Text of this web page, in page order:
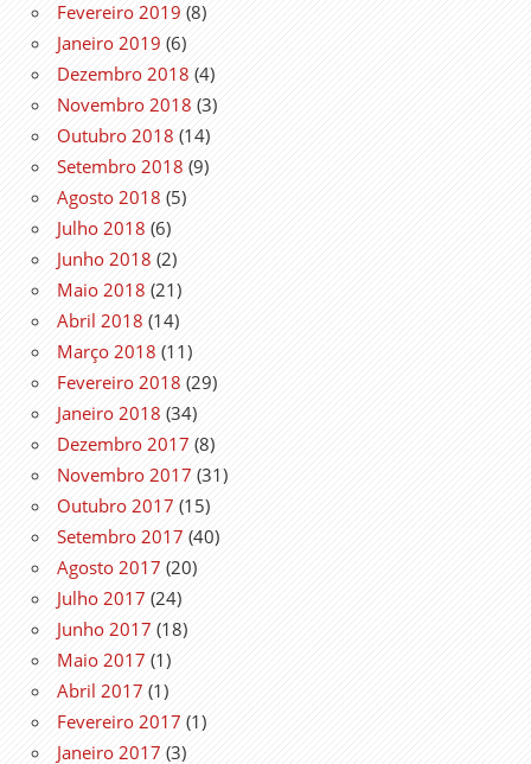
Fevereiro 2019 (8)
Janeiro 2019 (6)
Dezembro 2018 (4)
Novembro 2018 (3)
Outubro 2018 (14)
Setembro 2018 (9)
Agosto 2018 (5)
Julho 2018 (6)
Junho 2018 (2)
Maio 2018 (21)
Abril 2018 (14)
Março 2018 (11)
Fevereiro 2018 (29)
Janeiro 2018 (34)
Dezembro 2017 (8)
Novembro 2017 (31)
Outubro 2017 (15)
Setembro 2017 (40)
Agosto 2017 (20)
Julho 2017 (24)
Junho 2017 (18)
Maio 2017 (1)
Abril 2017 (1)
Fevereiro 2017 (1)
Janeiro 2017 (3)